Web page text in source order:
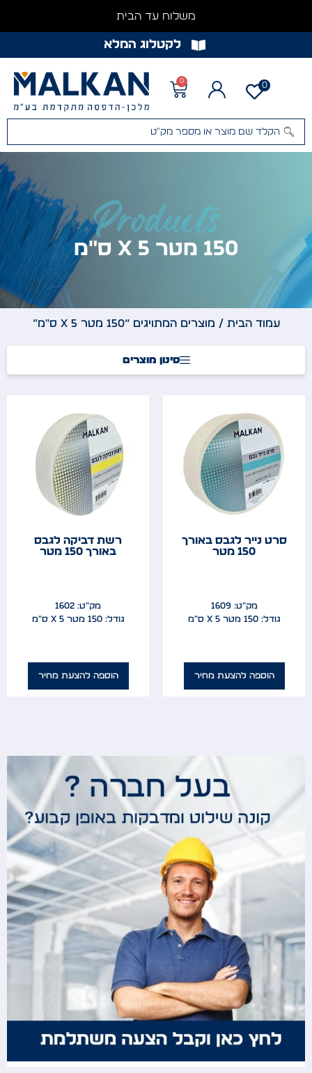
משלוח עד הבית
לקטלוג המלא
0
0
Products
150 מטר x 5 ס"מ
עמוד הבית/ מוצרים המתויגים “150 מטר x 5 ס"מ”
סינון מוצרים
סרט נייר לגבס באורך
150 מטר
מק"ט: 1609
גודל: 150 מטר x 5 ס"מ
הוספה להצעת מחיר
רשת דביקה לגבס
באורך 150 מטר
מק"ט: 1602
גודל: 150 מטר x 5 ס"מ
הוספה להצעת מחיר